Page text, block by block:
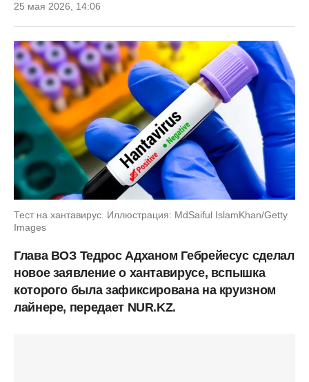
25 мая 2026, 14:06
Тест на хантавирус. Иллюстрация: MdSaiful IslamKhan/Getty
Images
Глава ВОЗ Тедрос Адханом Гебрейесус сделал
новое заявление о хантавирусе, вспышка
которого была зафиксирована на круизном
лайнере, передает NUR.KZ.